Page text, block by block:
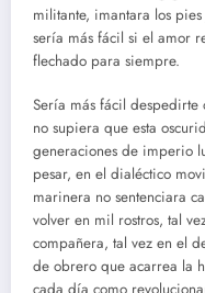
militante, imantara los
sería más fácil si el amor
flechado para siempre.
Sería más fácil despedirte
no supiera que esta
generaciones de imperio
pesar, en el dialéctico
marinera no sentenciara
volver en mil rostros, tal
compañera, tal vez en el
de obrero que acarrea la